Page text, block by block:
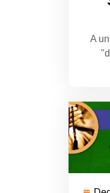
A